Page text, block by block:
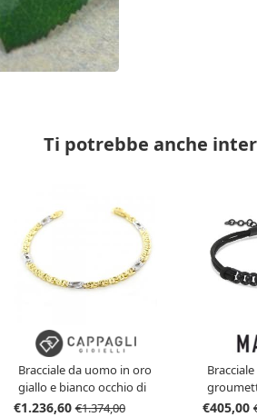
Ti potrebbe anche
Bracciale da uomo in oro
giallo e bianco occhio di
pernice
€1.236,60€1.374,00
nero con
€405,00